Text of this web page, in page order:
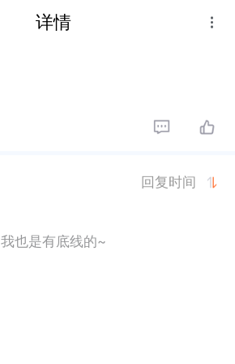
详情
回复时间
我也是有底线的~